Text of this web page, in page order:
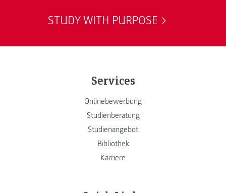
STUDY WITH PURPOSE
Services
Onlinebewerbung
Studienberatung
Studienangebot
Bibliothek
Karriere